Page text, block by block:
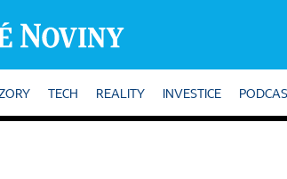
TECH REALITY INVESTICE